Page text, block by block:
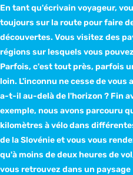
En tant qu'écrivain voyageur,
toujours sur la route pour faire
découvertes. Vous visitez des
régions sur lesquels vous
Parfois, c'est tout près, parfois
loin. L'inconnu ne cesse de vous
a-t-il au-delà de l'horizon ? Fin
exemple, nous avons parcouru
kilomètres à vélo dans
de la Slovénie et vous vous
qu'à moins de deux heures de
vous retrouvez dans un paysage